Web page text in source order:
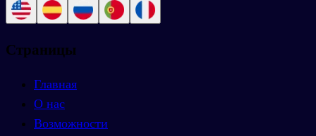
Страницы
Главная
О нас
Возможности